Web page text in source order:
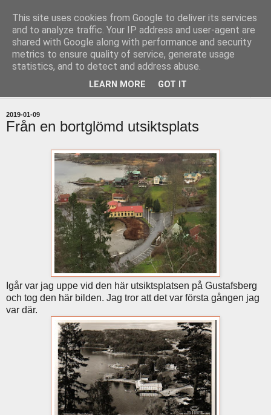
uddevallabloggen.se
med stort och smått från Uddevallas horisont
2019-01-09
Från en bortglömd utsiktsplats
Igår var jag uppe vid den här utsiktsplatsen på Gustafsberg
och tog den här bilden. Jag tror att det var första gången jag
var där.
This site uses cookies from Google to deliver its services
and to analyze traffic. Your IP address and user-agent are
shared with Google along with performance and security
metrics to ensure quality of service, generate usage
statistics, and to detect and address abuse.
LEARN MORE GOT IT